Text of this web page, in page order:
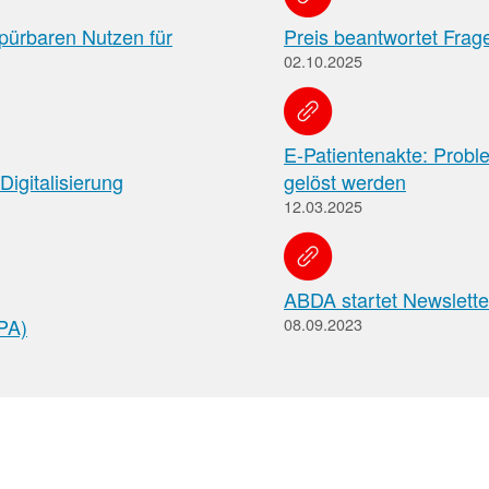
Nutzen für
Preis beantwortet
02.10.2025
E-Patientenakte:
gelöst werden
12.03.2025
ABDA startet
08.09.2023
Pharmazeutische
Dienstleistungen
Apothekenteams
können
sich
auf
Themenseiten
über
vereinbarten
pharmazeutischen
Dienstleistungen
und
die
AMK-
Nachrichten
Informationen
der
Institutionen,
Behörden
und
Hersteller